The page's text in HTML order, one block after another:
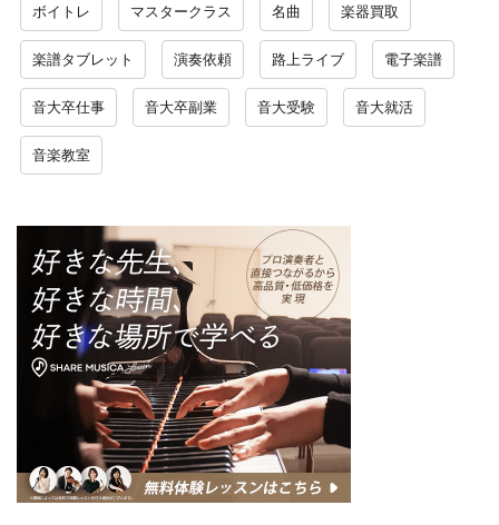
ボイトレ マスタークラス 名曲 楽器買取
楽譜タブレット 演奏依頼 路上ライブ 電子楽譜
音大卒仕事 音大卒副業 音大受験 音大就活
音楽教室